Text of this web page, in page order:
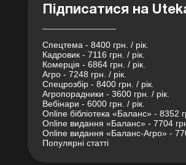
Підписатися на
Спецтема - 8400 грн. / рік.
Кадровик - 7116 грн. / рік.
Комерція - 6864 грн. / рік.
Агро - 7248 грн. / рік.
Спецрозбір - 8400 грн. / рік.
Агропорадники - 3600 грн. / рік.
Вебінари - 6000 грн. / рік.
Online бібліотека «Баланс» - 8352
Online видання «Баланс» - 7704
Online видання «Баланс-Агро» -
Популярні статті